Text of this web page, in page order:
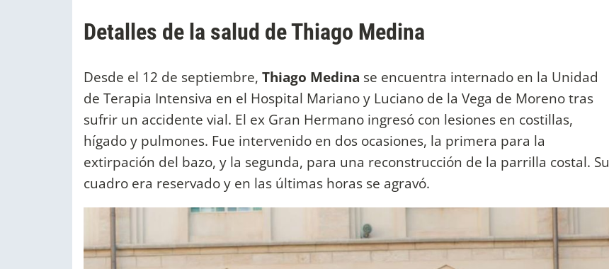
Detalles de la salud de Thiago Medina
Desde el 12 de septiembre, Thiago Medina se encuentra internado en la Unidad
de Terapia Intensiva en el Hospital Mariano y Luciano de la Vega de Moreno tras
sufrir un accidente vial. El ex Gran Hermano ingresó con lesiones en costillas,
hígado y pulmones. Fue intervenido en dos ocasiones, la primera para la
extirpación del bazo, y la segunda, para una reconstrucción de la parrilla costal. Su
cuadro era reservado y en las últimas horas se agravó.